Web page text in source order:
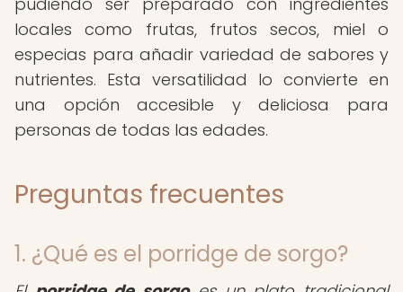
locales como frutas, frutos secos, miel o
especias para añadir variedad de sabores y
nutrientes. Esta versatilidad lo convierte en
una opción accesible y deliciosa para
personas de todas las edades.
Preguntas frecuentes
1. ¿Qué es el porridge de sorgo?